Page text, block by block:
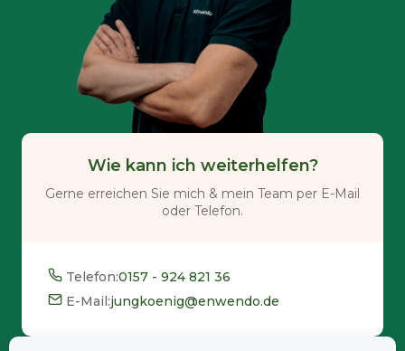
Wie kann ich weiterhelfen?
Gerne erreichen Sie mich & mein Team per E-Mail
oder Telefon.
Telefon:0157 - 924 821 36
E-Mail:jungkoenig@enwendo.de